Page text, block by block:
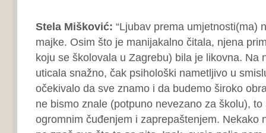
Stela Mišković: “Ljubav prema umjetnosti(ma)
majke. Osim što je manijakalno čitala, njena
koju se školovala u Za­grebu) bila je likovna. Na
uticala snažno, čak psihološki nametljivo u
očekivalo da sve znamo i da budemo široko
ne bismo znale (potpuno neveza­no za školu),
ogromnim čuđenjem i zaprepaštenjem. Nekako